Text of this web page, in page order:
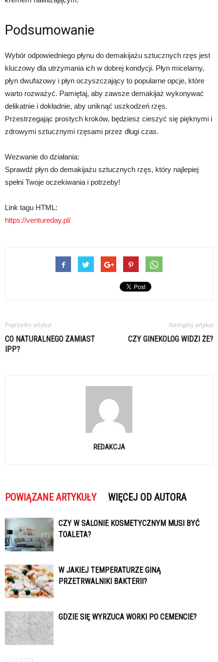
Podsumowanie
Wybór odpowiedniego płynu do demakijażu sztucznych rzęs jest
kluczowy dla utrzymania ich w dobrej kondycji. Płyn micelarny,
płyn dwufazowy i płyn oczyszczający to popularne opcje, które
warto rozważyć. Pamiętaj, aby zawsze demakijaż wykonywać
delikatnie i dokładnie, aby uniknąć uszkodzeń rzęs.
Przestrzegając prostych kroków, będziesz cieszyć się pięknymi i
zdrowymi sztucznymi rzęsami przez długi czas.
Wezwanie do działania:
Sprawdź płyn do demakijażu sztucznych rzęs, który najlepiej
spełni Twoje oczekiwania i potrzeby!
Link tagu HTML:
https://ventureday.pl/
Poprzedni artykuł
CO NATURALNEGO ZAMIAST
IPP?
Następny artykuł
CZY GINEKOLOG WIDZI ŻE?
REDAKCJA
POWIĄZANE ARTYKUŁY WIĘCEJ OD AUTORA
CZY W SALONIE KOSMETYCZNYM MUSI BYĆ
TOALETA?
W JAKIEJ TEMPERATURZE GINĄ
PRZETRWALNIKI BAKTERII?
GDZIE SIĘ WYRZUCA WORKI PO CEMENCIE?